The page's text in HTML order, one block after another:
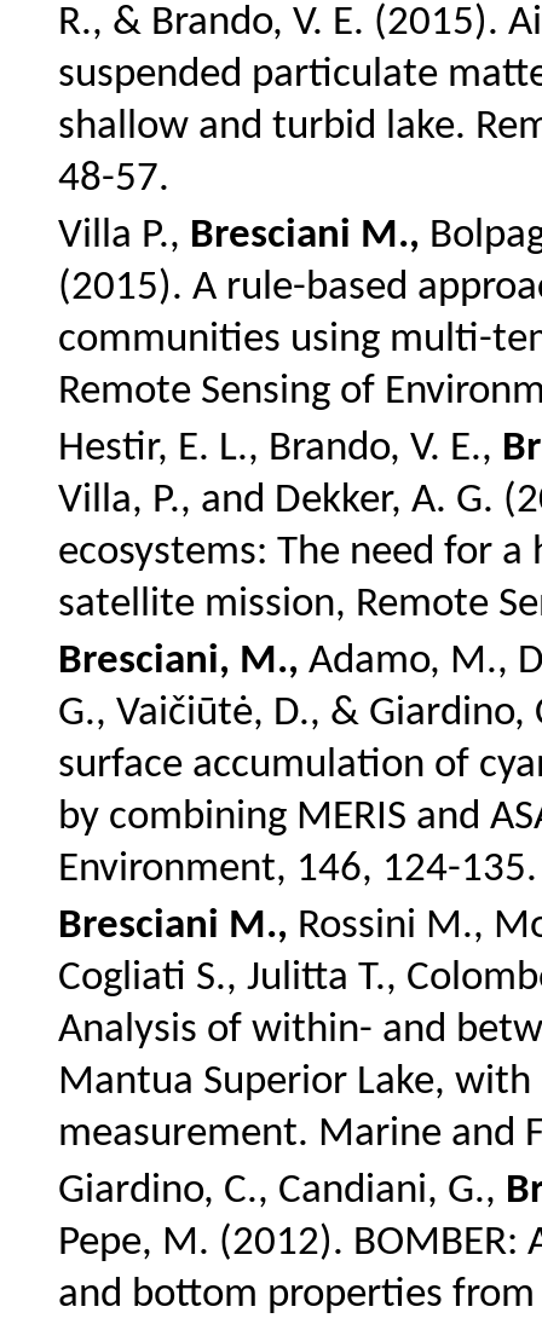
R., & Brando, V. E. (2015).
suspended particulate
shallow and turbid lake.
48-57.
Villa P., Bresciani M.,
(2015). A rule-based
communities using multi-
Remote Sensing of
Hestir, E. L., Brando, V. E.,
Villa, P., and Dekker, A. G.
ecosystems: The need for
satellite mission, Remote
Bresciani, M., Adamo, M.,
G., Vaičiūtė, D., &
surface accumulation of
by combining MERIS and
Environment, 146, 124-135.
Bresciani M., Rossini M.,
Cogliati S., Julitta T.,
Analysis of within- and
Mantua Superior Lake,
measurement. Marine and
Giardino, C., Candiani, G.,
Pepe, M. (2012).
and bottom properties